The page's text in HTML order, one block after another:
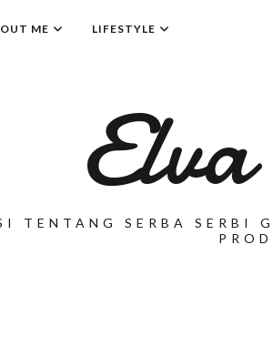
ME LIFESTYLE
TENTANG SERBA SERBI